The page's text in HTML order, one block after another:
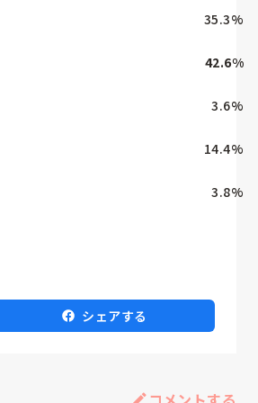
35.3%
42.6%
3.6%
14.4%
3.8%
シェアする